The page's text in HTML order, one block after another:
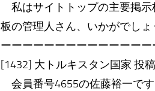
私はサイトトップの主要掲示
板の管理人さん、いかがでしょ
ーーーーーーーーーーーーー
[1432] 大トルキスタン国家 投
会員番号4655の佐藤裕一です